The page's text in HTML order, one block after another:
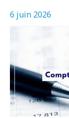
6 juin 2026